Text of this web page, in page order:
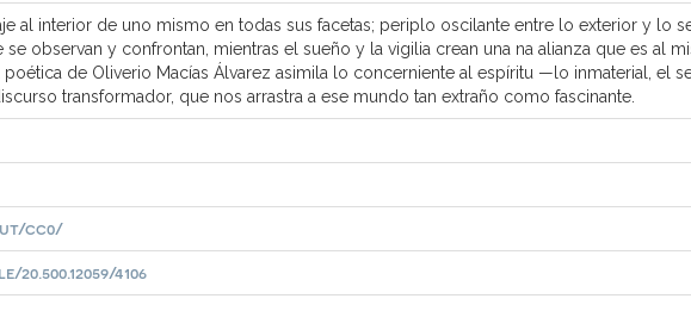
al interior de uno mismo en todas sus facetas; periplo oscilante entre lo exterior y lo
se observan y confrontan, mientras el sueño y la vigilia crean una na alianza que es al
poética de Oliverio Macías Álvarez asimila lo concerniente al espíritu —lo inmaterial, el
transformador, que nos arrastra a ese mundo tan extraño como fascinante.
cc0/
4106